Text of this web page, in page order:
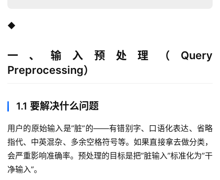
◆
一、输入预处理（Query
Preprocessing）
1.1 要解决什么问题
用户的原始输入是”脏”的——有错别字、口语化表达、省略
指代、中英混杂、多余空格符号等。如果直接拿去做分类，
会严重影响准确率。预处理的目标是把”脏输入”标准化为”干
净输入”。